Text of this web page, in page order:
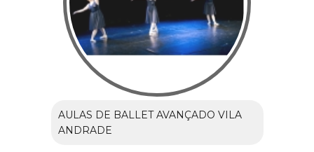
AULAS DE BALLET AVANÇADO VILA
ANDRADE